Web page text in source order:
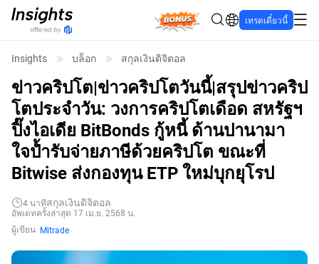
Bonus เทรดเดี๋ยวนี้
Insights บล็อก สกุลเงินดิจิตอล
ข่าวคริปโต|ข่าวคริปโตวันนี้|สรุปข่าวคริป
โตประจำวัน: วงการคริปโตเดือด สหรัฐฯ
ปิ๊งไอเดีย BitBonds กู้หนี้ ด้านปานามา
ใจป้ำรับจ่ายภาษีด้วยคริปโต ขณะที่
Bitwise ส่งกองทุน ETP ใหม่บุกยุโรป
4นาทีสกุลเงินดิจิตอล
อัพเดทครั้งล่าสุด 17 เม.ย. 2568 น.
ผู้เขียน Mitrade